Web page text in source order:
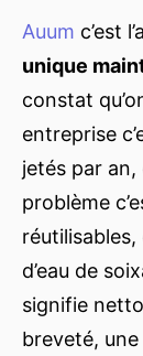
Auum c’est
unique
constat
entreprise
jetés par an,
problème
d’eau de
signifie
breveté,